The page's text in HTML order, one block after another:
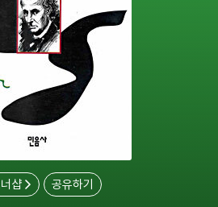
샵 공유하기